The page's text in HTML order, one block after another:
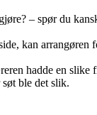
– spør du
kan arrangøren
hadde en slike
søt ble det slik.